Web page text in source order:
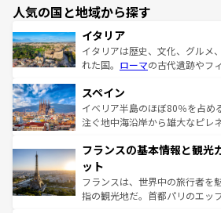
人気の国と地域から探す
イタリア
イタリアは歴史、文化、グルメ
れた国。 ローマの古代遺跡やフ
ろん、トスカーナの美しい田園
景など、自然景観も見逃せない
ピザやパスタなど、絶品のイタ
ませてくれるイタリアで、忘れ
なお、新着のイタリア情報は
しい。
スペイン
イベリア半島のほぼ80％を占め
注ぐ地中海沿岸から雄大なピレ
文化が根付くこの国では、情熱
れる闘牛、そして美味しいタパ
る。首都マドリードの洗練され
アートに溢れた街角から、地方
フランスの基本情報と観光
ット
フランスは、世界中の旅行者を
指の観光地だ。首都パリのエッ